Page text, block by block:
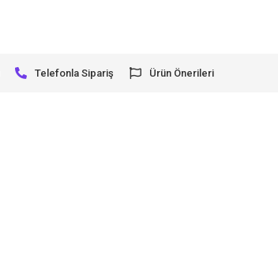
Telefonla Sipariş Ürün Önerileri